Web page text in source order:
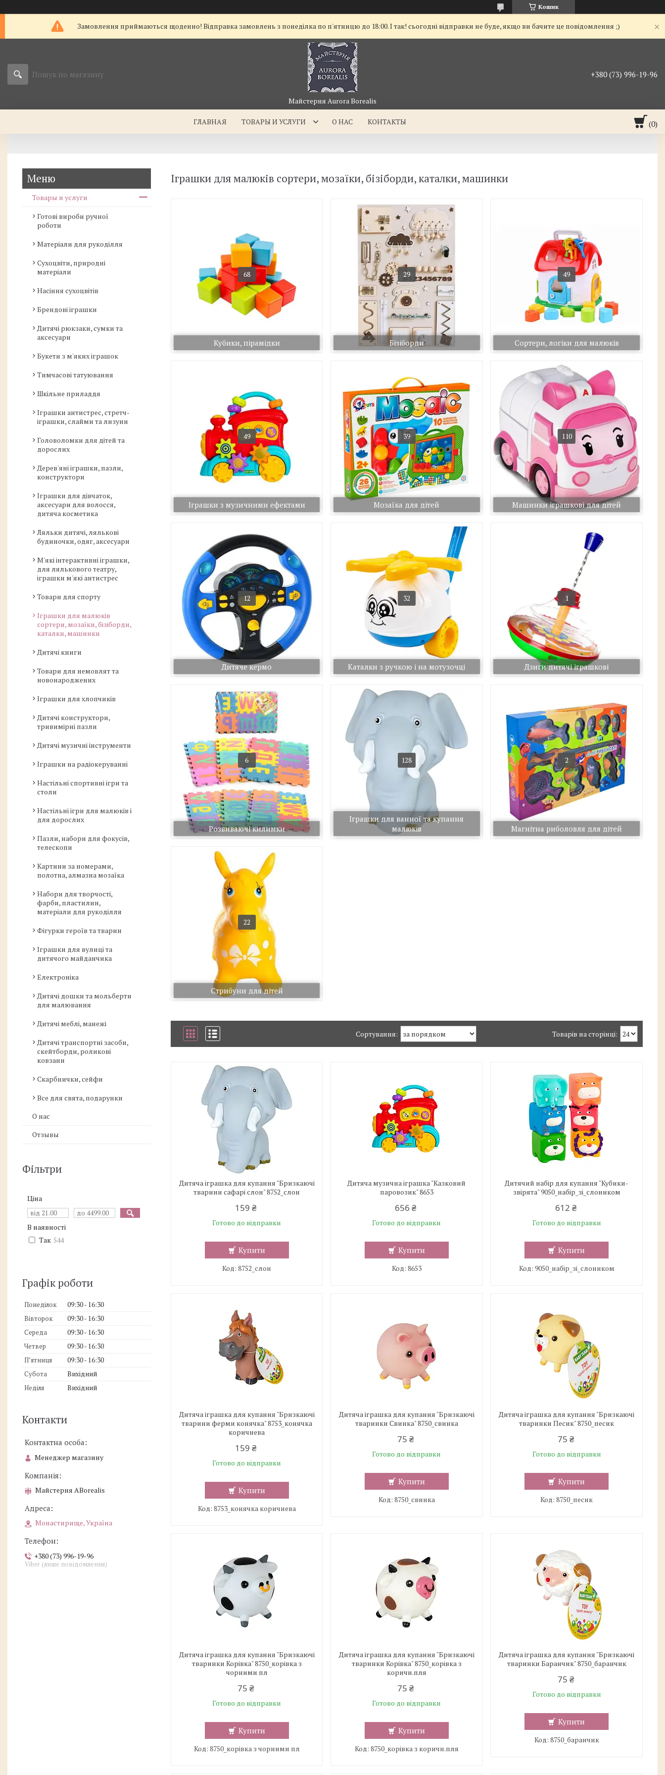
Кошик
Замовлення приймаються щоденно! Відправка замовлень з понеділка по п'ятницю до 18:00. І так! сьогодні відправки не буде, якщо ви бачите це повідомлення ;)
Майстерня Aurora Borealis
+380 (73) 996-19-96
ГЛАВНАЯ ТОВАРЫ И УСЛУГИ О НАС КОНТАКТЫ
Іграшки для малюків сортери, мозаїки, бізіборди, каталки, машинки
68
Кубики, пірамідки
29
Бізіборди
49
Сортери, логіки для малюків
49
Іграшки з музичними ефектами
39
Мозаїка для дітей
110
Машинки іграшкові для дітей
12
Дитяче кермо
32
Каталки з ручкою і на мотузочці
1
Дзиґи дитячі іграшкові
6
Розвиваючі килимки
128
Іграшки для ванної та купання
малюків
2
Магнітна риболовля для дітей
22
Стрибуни для дітей
Дитяча іграшка для купання "Бризкаючі
тварини сафарі слон" 8752_слон
159 ₴
Готово до відправки
Купити
8752_слон
Дитяча музична іграшка "Казковий
паровозик" 8653
656 ₴
Готово до відправки
Купити
8653
Дитячий набір для купання "Кубики-
звірята" 9050_набір_зі_слоником
612 ₴
Готово до відправки
Купити
9050_набір_зі_слоником
Дитяча іграшка для купання "Бризкаючі
тварини ферми конячка" 8753_конячка
коричнева
159 ₴
Готово до відправки
Купити
8753_конячка коричнева
Дитяча іграшка для купання "Бризкаючі
тваринки Свинка" 8750_свинка
75 ₴
Готово до відправки
Купити
8750_свинка
Дитяча іграшка для купання "Бризкаючі
тваринки Песик" 8750_песик
75 ₴
Готово до відправки
Купити
8750_песик
Дитяча іграшка для купання "Бризкаючі
тваринки Корівка" 8750_корівка з
чорними пл
75 ₴
Готово до відправки
Купити
8750_корівка з чорними пл
Дитяча іграшка для купання "Бризкаючі
тваринки Корівка" 8750_корівка з
коричн.пля
75 ₴
Готово до відправки
Купити
8750_корівка з коричн.пля
Дитяча іграшка для купання "Бризкаючі
тваринки Баранчик" 8750_баранчик
75 ₴
Готово до відправки
Купити
8750_баранчик
Товары и услуги
Готові вироби ручної
роботи
Матеріали для рукоділля
Сухоцвіти, природні
матеріали
Насіння сухоцвітів
Брендові іграшки
Дитячі рюкзаки, сумки та
аксесуари
Букети з м'яких іграшок
Тимчасові татуювання
Шкільне приладдя
Іграшки антистрес, стретч-
іграшки, слайми та лизуни
Головоломки для дітей та
дорослих
Дерев'яні іграшки, пазли,
конструктори
Іграшки для дівчаток,
аксесуари для волосся,
дитяча косметика
Ляльки дитячі, лялькові
будиночки, одяг, аксесуари
М'які інтерактивні іграшки,
для лялькового театру,
іграшки м'які антистрес
Товари для спорту
Іграшки для малюків
сортери, мозаїки, бізіборди,
каталки, машинки
Дитячі книги
Товари для немовлят та
новонароджених
Іграшки для хлопчиків
Дитячі конструктори,
тривимірні пазли
Дитячі музичні інструменти
Іграшки на радіокеруванні
Настільні спортивні ігри та
столи
Настільні ігри для малюків і
для дорослих
Пазли, набори для фокусів,
телескопи
Картини за номерами,
полотна, алмазна мозаїка
Набори для творчості,
фарби, пластилин,
матеріали для рукоділля
Фігурки героїв та тварин
Іграшки для вулиці та
дитячого майданчика
Електроніка
Дитячі дошки та мольберти
для малювання
Дитячі меблі, манежі
Дитячі транспортні засоби,
скейтборди, роликові
ковзани
Скарбнички, сейфи
Все для свята, подарунки
О нас
Отзывы
Фільтри
Ціна
В наявності
Так 544
Графік роботи
Понеділок 09:30
16:30
Вівторок
09:30
16:30
Середа
09:30
16:30
Четвер
09:30
16:30
Пʼятниця
09:30
16:30
Субота
Вихідний
Неділя
Вихідний
Контакти
Менеджер магазину
Майстерня ABorealis
Монастирище, Україна
+380 (73) 996-19-96
Viber (лише повідомлення)